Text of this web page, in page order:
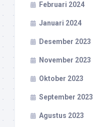
Februari 2024
Januari 2024
Desember 2023
November 2023
Oktober 2023
September 2023
Agustus 2023